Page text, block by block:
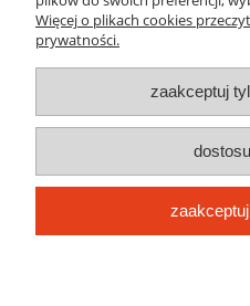
MOJE
JOTKEL Jan
62 725 22 91,
62 725 22 95
Więcej o plikach cookies
prywatności.
zaakceptuj